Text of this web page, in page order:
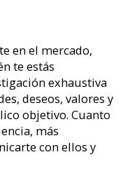
en el mercado,
te estás
exhaustiva
deseos, valores y
objetivo. Cuanto
más
con ellos y